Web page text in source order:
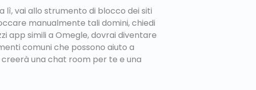
lì, vai allo strumento di blocco dei siti
manualmente tali domini, chiedi
app simili a Omegle, dovrai diventare
comuni che possono aiuto a
una chat room per te e una